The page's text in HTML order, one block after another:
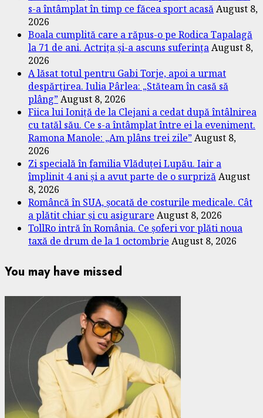
s-a întâmplat în timp ce făcea sport acasăAugust 8,
2026
Boala cumplită care a răpus-o pe Rodica Tapalagă
la 71 de ani. Actrița și-a ascuns suferințaAugust 8,
2026
A lăsat totul pentru Gabi Torje, apoi a urmat
despărțirea. Iulia Pârlea: „Stăteam în casă să
plâng”August 8, 2026
Fiica lui Ioniță de la Clejani a cedat după întâlnirea
cu tatăl său. Ce s-a întâmplat între ei la eveniment.
Ramona Manole: „Am plâns trei zile”August 8,
2026
Zi specială în familia Vlăduței Lupău. Iair a
împlinit 4 ani și a avut parte de o surprizăAugust
8, 2026
Româncă în SUA, șocată de costurile medicale. Cât
a plătit chiar și cu asigurare August 8, 2026
TollRo intră în România. Ce șoferi vor plăti noua
taxă de drum de la 1 octombrie August 8, 2026
You may have missed